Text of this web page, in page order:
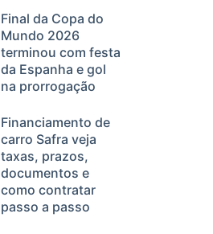
Final da Copa do
Mundo 2026
terminou com festa
da Espanha e gol
na prorrogação
Financiamento de
carro Safra veja
taxas, prazos,
documentos e
como contratar
passo a passo